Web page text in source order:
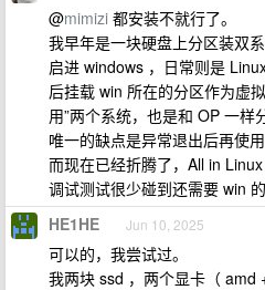
@mimizi 都安装不就行了。
我早年是一块硬盘上分区装双
启进 windows ，日常则是
后挂载 win 所在的分区作为虚
用”两个系统，也是和 OP 一样
唯一的缺点是异常退出后再使
而现在已经折腾了，All in
调试测试很少碰到还需要 win 的
HE1HE Jun 10, 2025
可以的，我尝试过。
我两块 ssd ，两个显卡（ amd